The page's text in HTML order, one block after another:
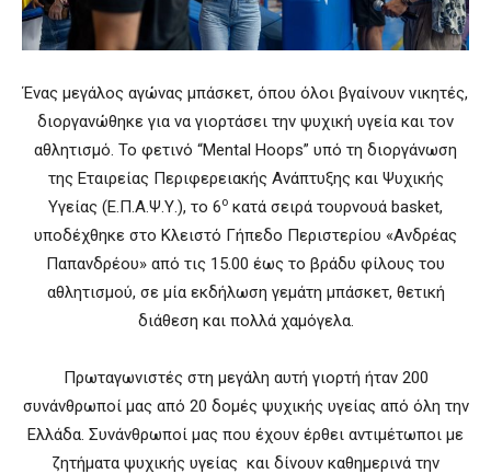
Ένας μεγάλος αγώνας μπάσκετ, όπου όλοι βγαίνουν νικητές,
διοργανώθηκε για να γιορτάσει την ψυχική υγεία και τον
αθλητισμό. Το φετινό “Mental Hoops” υπό τη διοργάνωση
της Εταιρείας Περιφερειακής Ανάπτυξης και Ψυχικής
Υγείας (Ε.Π.Α.Ψ.Υ.), το 6ο κατά σειρά τουρνουά basket,
υποδέχθηκε στο Κλειστό Γήπεδο Περιστερίου «Ανδρέας
Παπανδρέου» από τις 15.00 έως το βράδυ φίλους του
αθλητισμού, σε μία εκδήλωση γεμάτη μπάσκετ, θετική
διάθεση και πολλά χαμόγελα.
Πρωταγωνιστές στη μεγάλη αυτή γιορτή ήταν 200
συνάνθρωποί μας από 20 δομές ψυχικής υγείας από όλη την
Ελλάδα. Συνάνθρωποί μας που έχουν έρθει αντιμέτωποι με
ζητήματα ψυχικής υγείας και δίνουν καθημερινά την